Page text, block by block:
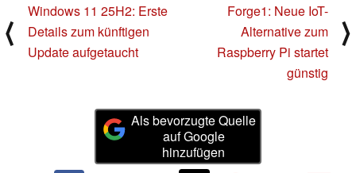
⟨
Windows 11 25H2: Erste
Details zum künftigen
Update aufgetaucht
Forge1: Neue IoT-
Alternative zum
Raspberry Pi startet
günstig
⟩
Als bevorzugte Quelle
auf Google
hinzufügen